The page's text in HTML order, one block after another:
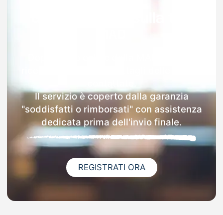
Il servizio è coperto dalla garanzia
"soddisfatti o rimborsati" con assistenza
dedicata prima dell'invio finale.
REGISTRATI ORA